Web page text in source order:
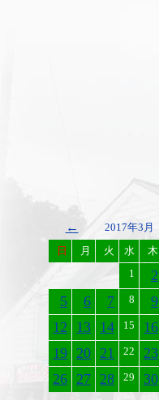
← 2017年3月
日 月 火 水 木
1
2
5
6 7 8 9
12
13 14 15 16
19 20 21 22 23
26 27 28 29 30